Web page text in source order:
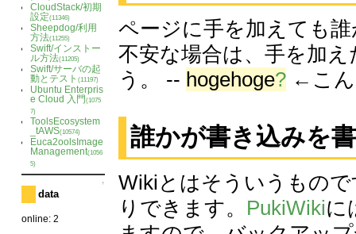
CloudStack/初期
設定(11346)
Sheepdog/利用
方法(11255)
Swift/インストー
ル方法(11205)
Swift/サーバの起
動とテスト(11197)
Ubuntu Enterpris
e Cloud 入門(1075
7)
ToolsEcosystem
_tAWS(10574)
Euca2oolsImage
Management(1056
5)
↑
data
online: 2
ページに手を加えても
不安な場合は、手を加
う。 -- hogehoge? ←こ
誰かが書き込みを
Wikiとはそういうもの
りできます。 PukiWikiに